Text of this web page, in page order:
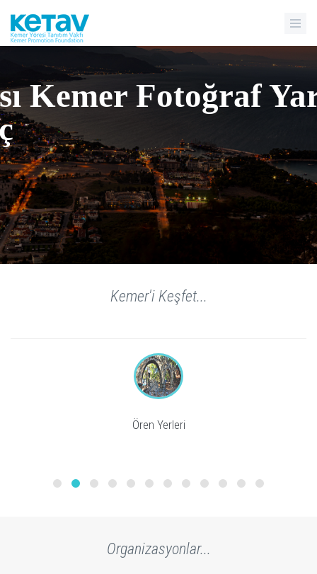
Kemer Fotoğraf
Kemer'i Keşfet...
Ören Yerleri
Organizasyonlar...